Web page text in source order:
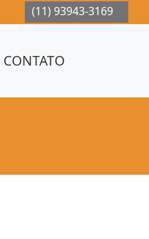
(11) 93943-3169
CONTATO